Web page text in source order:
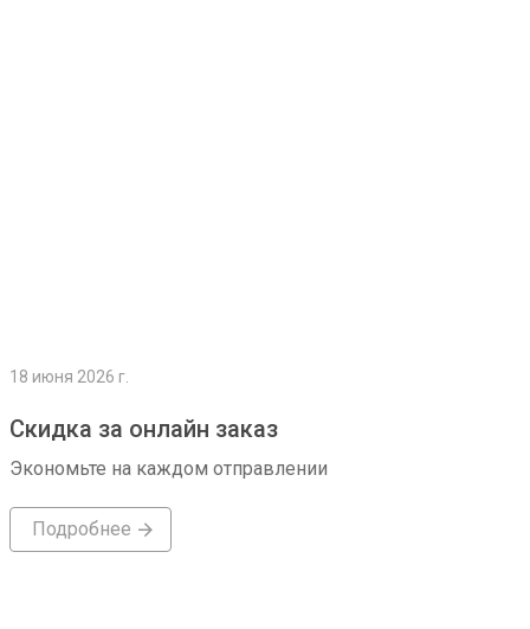
18 июня 2026 г.
Скидка за онлайн заказ
Экономьте на каждом отправлении
Подробнее